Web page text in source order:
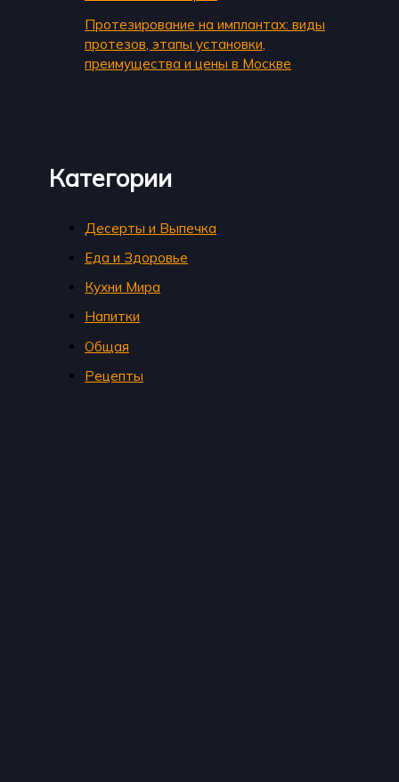
Протезирование на имплантах: виды
протезов, этапы установки,
преимущества и цены в Москве
Категории
Десерты и Выпечка
Еда и Здоровье
Кухни Мира
Напитки
Общая
Рецепты